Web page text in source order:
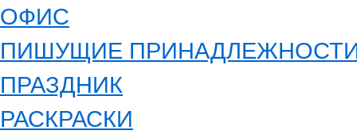
ОФИС
ПИШУЩИЕ
ПРАЗДНИК
РАСКРАСКИ